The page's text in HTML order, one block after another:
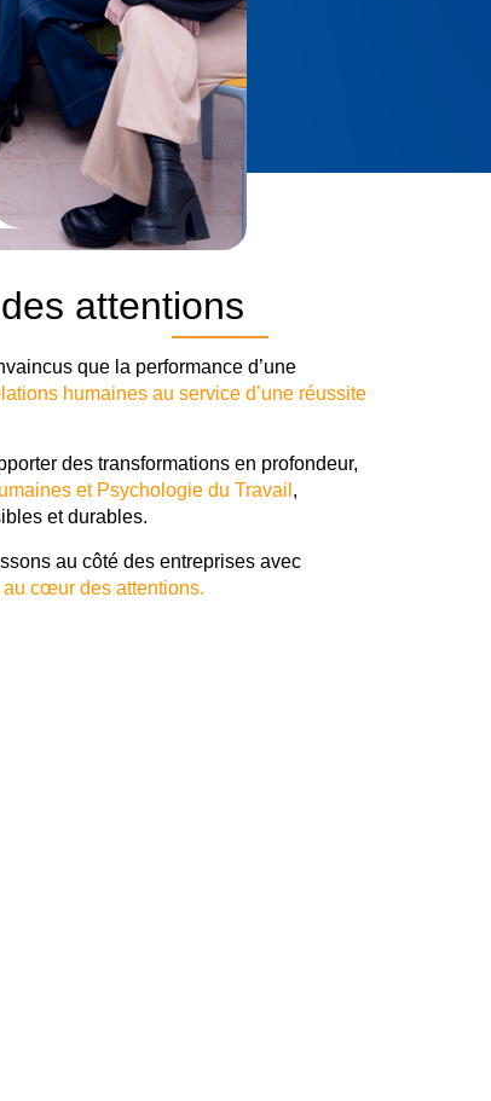
attentions
que la performance d’une
humaines au service d’une réussite
des transformations en profondeur,
et Psychologie du Travail ,
et durables.
au côté des entreprises avec
au cœur des attentions.